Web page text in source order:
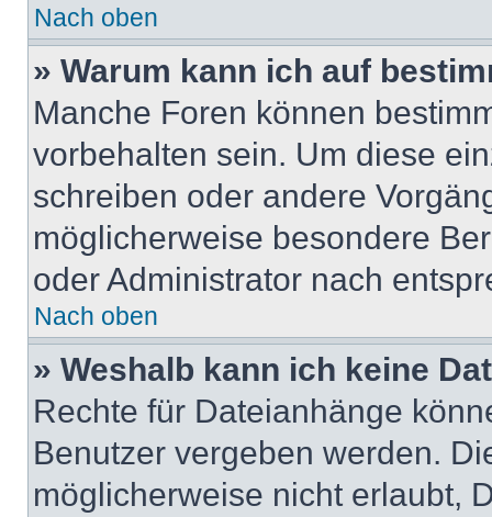
Nach oben
» Warum kann ich auf
Manche Foren können
vorbehalten sein. Um diese
schreiben oder andere
möglicherweise besondere
oder Administrator nach
Nach oben
» Weshalb kann ich keine
Rechte für Dateianhänge
Benutzer vergeben werden.
möglicherweise nicht erlaubt,